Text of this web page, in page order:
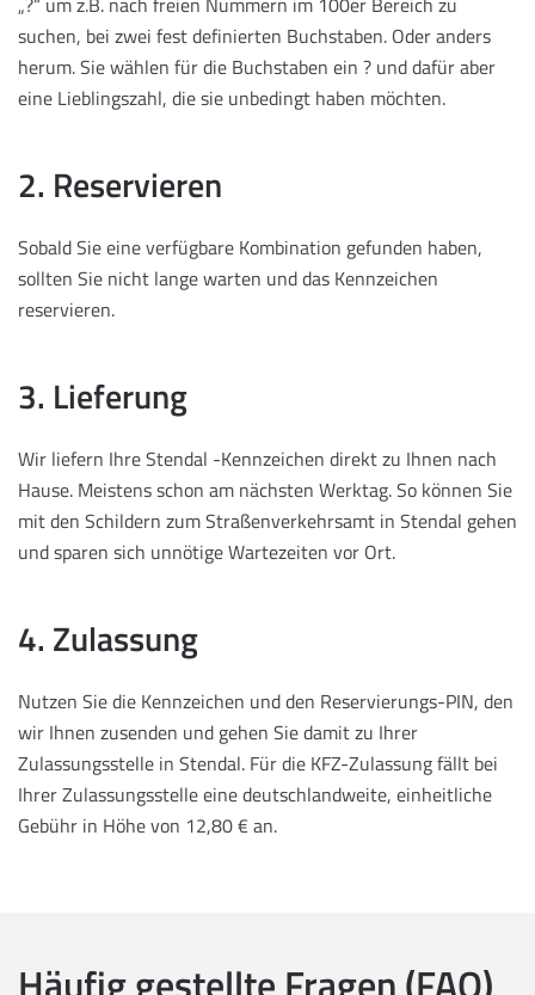
suchen, bei zwei fest definierten Buchstaben. Oder anders
herum. Sie wählen für die Buchstaben ein ? und dafür aber
eine Lieblingszahl, die sie unbedingt haben möchten.
2. Reservieren
Sobald Sie eine verfügbare Kombination gefunden haben,
sollten Sie nicht lange warten und das Kennzeichen
reservieren.
3. Lieferung
Wir liefern Ihre Stendal -Kennzeichen direkt zu Ihnen nach
Hause. Meistens schon am nächsten Werktag. So können Sie
mit den Schildern zum Straßenverkehrsamt in Stendal gehen
und sparen sich unnötige Wartezeiten vor Ort.
4. Zulassung
Nutzen Sie die Kennzeichen und den Reservierungs-PIN, den
wir Ihnen zusenden und gehen Sie damit zu Ihrer
Zulassungsstelle in Stendal. Für die KFZ-Zulassung fällt bei
Ihrer Zulassungsstelle eine deutschlandweite, einheitliche
Gebühr in Höhe von 12,80 € an.